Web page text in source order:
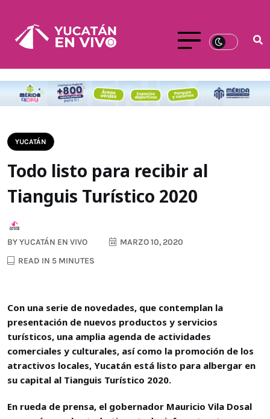
YUCATÁN
Todo listo para recibir al
Tianguis Turístico 2020
BYYUCATÁN EN VIVO
MARZO 10, 2020
READ IN 5 MINUTES
Con una serie de novedades, que contemplan la
presentación de nuevos productos y servicios
turísticos, una amplia agenda de actividades
comerciales y culturales, así como la promoción de los
atractivos locales, Yucatán está listo para albergar en
su capital al Tianguis Turístico 2020.
En rueda de prensa, el gobernador Mauricio Vila Dosal